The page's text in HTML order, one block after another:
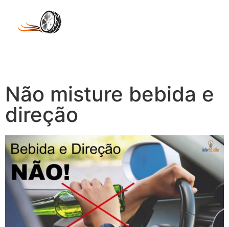
Não misture bebida e
direção